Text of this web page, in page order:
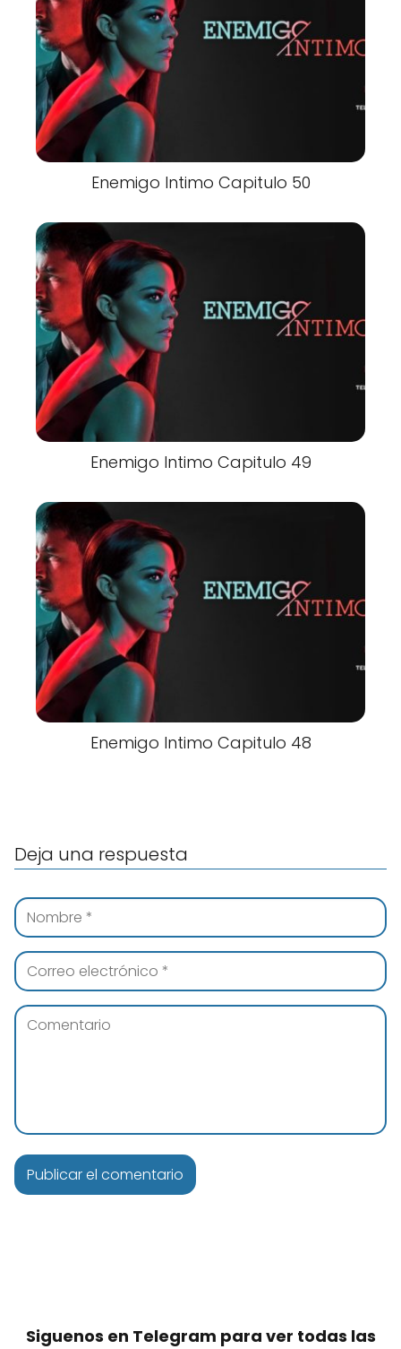
Enemigo Intimo Capitulo 50
Enemigo Intimo Capitulo 49
Enemigo Intimo Capitulo 48
Deja una respuesta
Siguenos en Telegram para ver todas las